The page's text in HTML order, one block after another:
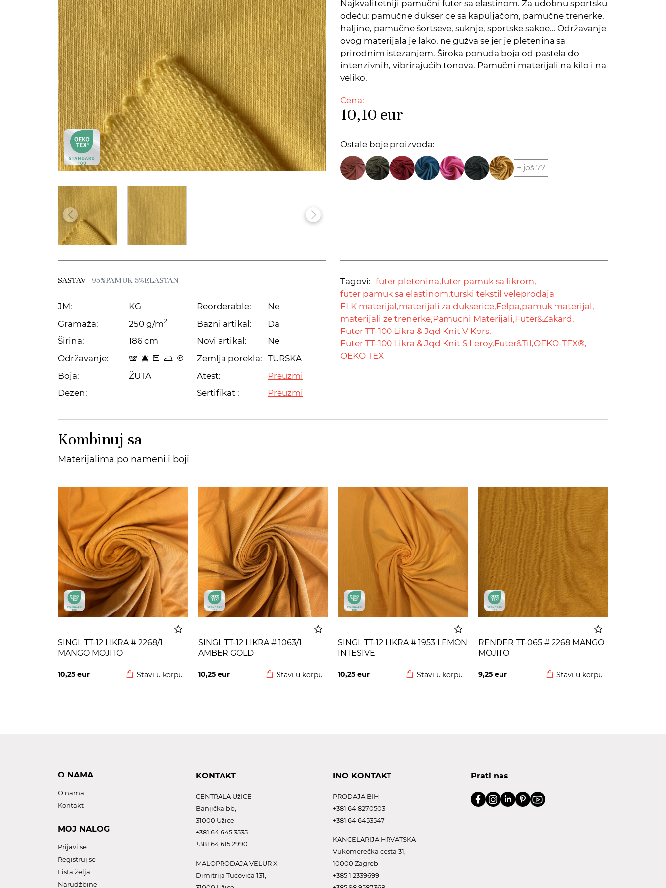
Najkvalitetniji pamučni futer sa elastinom. Za udobnu sportsku
odeću: pamučne dukserice sa kapuljačom, pamučne trenerke,
haljine, pamučne šortseve, suknje, sportske sakoe... Održavanje
ovog materijala je lako, ne gužva se jer je pletenina sa
prirodnim istezanjem. Široka ponuda boja od pastela do
intenzivnih, vibrirajućih tonova. Pamučni materijali na kilo i na
veliko.
Cena:
10,10 eur
Ostale boje proizvoda:
+ još 77
SASTAV- 95%PAMUK 5%ELASTAN
JM:
KG
Gramaža:
250 g/m2
Širina:
186 cm
Održavanje:
t 8 Z p C
Boja:
ŽUTA
Dezen:
Reorderable:
Ne
Bazni artikal:
Da
Novi artikal:
Ne
Zemlja porekla: TURSKA
Atest:
Preuzmi
Sertifikat :
Preuzmi
Tagovi: futer pletenina,futer pamuk sa likrom,
futer pamuk sa elastinom,turski tekstil veleprodaja,
FLK materijal,materijali za dukserice,Felpa,pamuk materijal,
materijali ze trenerke,Pamucni Materijali,Futer&Zakard,
Futer TT-100 Likra & Jqd Knit V Kors,
Futer TT-100 Likra & Jqd Knit S Leroy,Futer&Til,OEKO-TEX®,
OEKO TEX
Kombinuj sa
Materijalima po nameni i boji
SINGL TT-12 LIKRA # 2268/1
MANGO MOJITO
10,25 eur Stavi u korpu
SINGL TT-12 LIKRA # 1063/1
AMBER GOLD
10,25 eur Stavi u korpu
SINGL TT-12 LIKRA # 1953 LEMON
INTESIVE
10,25 eur Stavi u korpu
RENDER TT-065 # 2268 MANGO
MOJITO
9,25 eur Stavi u korpu
O NAMA
O nama
Kontakt
MOJ NALOG
Prijavi se
Registruj se
Lista želja
Narudžbine
KONTAKT
CENTRALA UžICE
Banjička bb,
31000 Užice
+381 64 645 3535
+381 64 615 2990
MALOPRODAJA VELUR X
Dimitrija Tucovica 131,
INO KONTAKT
PRODAJA BIH
+381 64 8270503
+381 64 6453547
KANCELARIJA HRVATSKA
Vukomerečka cesta 31,
10000 Zagreb
+385 1 2339699
Prati nas